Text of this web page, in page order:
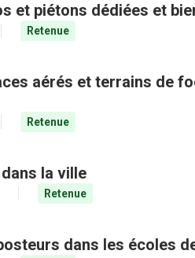
et piétons dédiées et
Retenue
aérés et terrains de
Retenue
la ville
Retenue
dans les écoles